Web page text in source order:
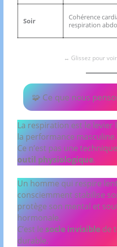
Soir
Cohérence
respiration
🧩 Ce que nous
La respiration est le levier
la performance masculine.
Ce n’est pas une
outil physiologique.
Un homme qui respire
consciemment stabilise
protège son mental et
hormonale.
C’est le socle invisible de
durable.